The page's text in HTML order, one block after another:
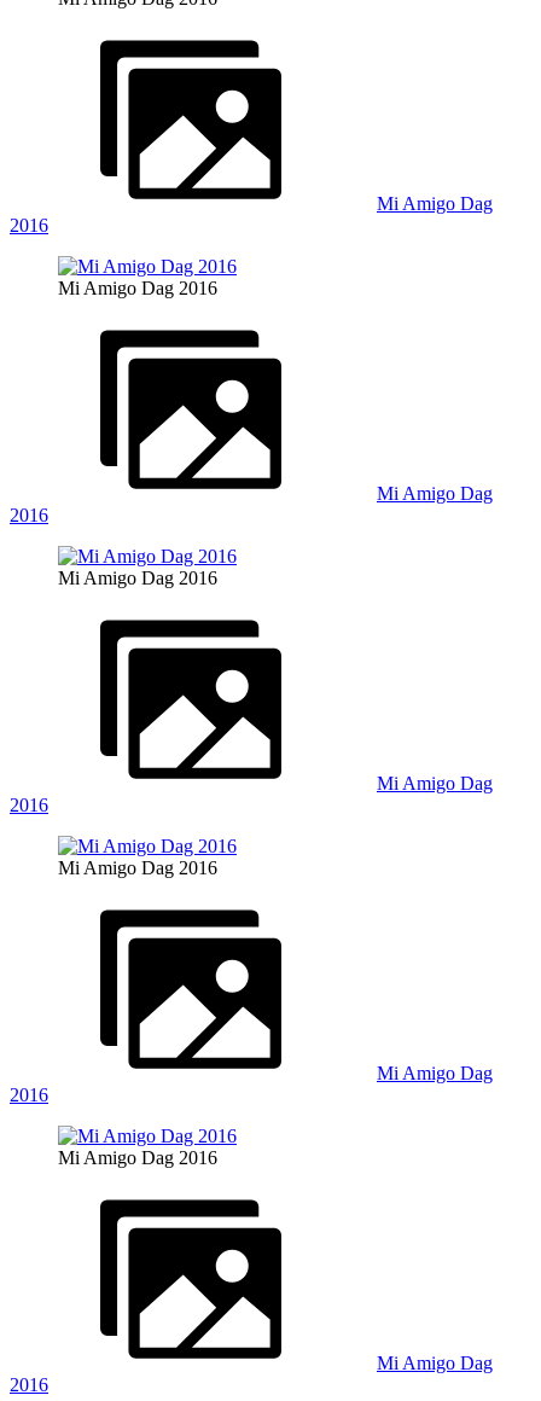
Mi Amigo Dag
2016
Mi Amigo Dag 2016
Mi Amigo Dag
2016
Mi Amigo Dag 2016
Mi Amigo Dag
2016
Mi Amigo Dag 2016
Mi Amigo Dag
2016
Mi Amigo Dag 2016
Mi Amigo Dag
2016